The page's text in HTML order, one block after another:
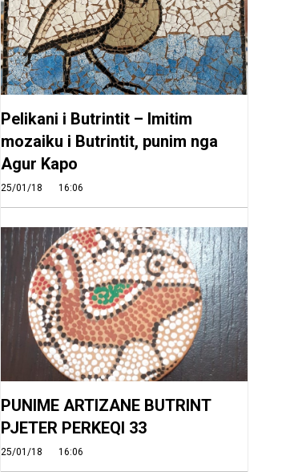
Pelikani i Butrintit – Imitim
mozaiku i Butrintit, punim nga
Agur Kapo
25/01/18 16:06
PUNIME ARTIZANE BUTRINT
PJETER PERKEQI 33
25/01/18 16:06